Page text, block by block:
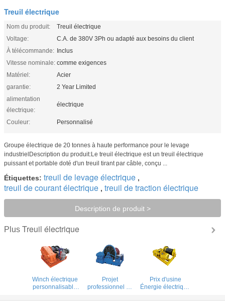
Treuil électrique
Nom du produit:
Treuil électrique
Voltage:
C.A. de 380V 3Ph ou adapté aux besoins du client
À télécommande: Inclus
Vitesse nominale: comme exigences
Matériel:
Acier
garantie:
2 Year Limited
alimentation
électrique:
électrique
Couleur: Personnalisé
Groupe électrique de 20 tonnes à haute performance pour le levage
industrielDescription du produit:Le treuil électrique est un treuil électrique
puissant et portable doté d'un treuil tirant par câble, conçu ...
Étiquettes: treuil de levage électrique ,
treuil de courant électrique , treuil de traction électrique
Description de produit >
Plus Treuil électrique
Winch électrique
personnalisable
Projet
professionnel de
Prix d'usine
Énergie électrique